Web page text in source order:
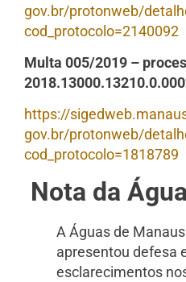
gov.br/protonweb/
cod_protocolo=2140092
Multa 005/2019 –
https://
gov.br/protonweb/
cod_protocolo=1818789
Nota da
A Águas de
apresentou defesa
esclarecimentos